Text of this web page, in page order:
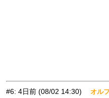
#6: 4日前 (08/02 14:30) オル